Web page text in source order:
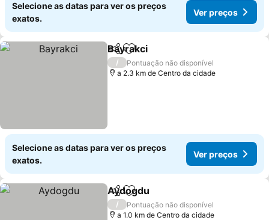
Selecione as datas para ver os preços
exatos.
Ver preços
PartilharAdicionar aos favoritos
Bayrakci
/
Pontuação não disponível
a 2.3 km de Centro da cidade
Selecione as datas para ver os preços
exatos.
Ver preços
PartilharAdicionar aos favoritos
Aydogdu
/
Pontuação não disponível
a 1.0 km de Centro da cidade